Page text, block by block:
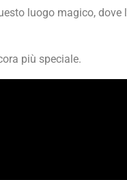
luogo magico, dove
più speciale.